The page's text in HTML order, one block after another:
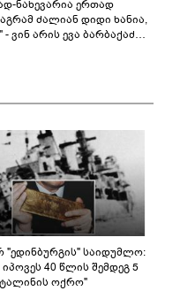
ნახევარია ერთად
ძალიან დიდი ხანია,
- ვინ არის ევა ბარბაქაძის
"ედინბურგის" საიდუმლო:
40 წლის შემდეგ 5
ოქრო"